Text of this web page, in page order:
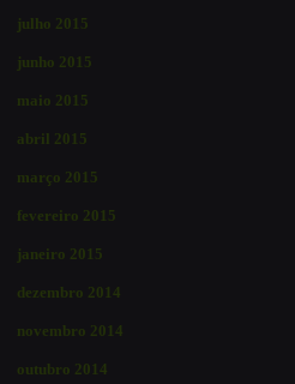
julho 2015
junho 2015
maio 2015
abril 2015
março 2015
fevereiro 2015
janeiro 2015
dezembro 2014
novembro 2014
outubro 2014